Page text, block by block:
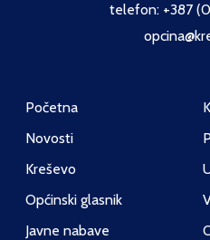
telefon: +387
Početna
Novosti
Kreševo
Općinski glasnik
Javne nabave